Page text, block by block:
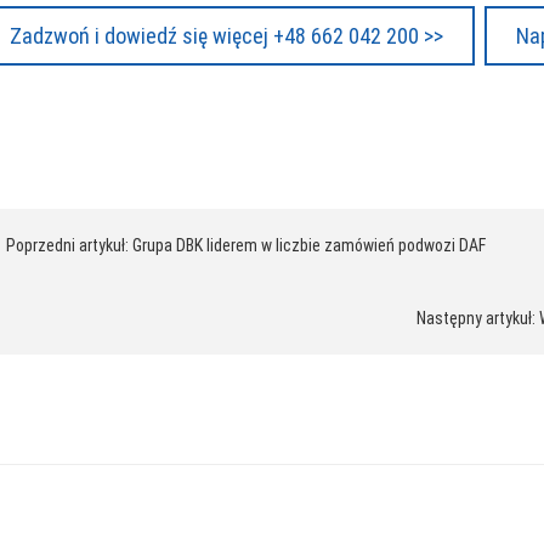
Zadzwoń i dowiedź się więcej +48 662 042 200 >>
Poprzedni artykuł: Grupa DBK liderem w liczbie zamówień podwozi DAF
Następny